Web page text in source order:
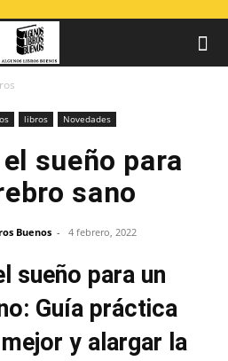
libros Novedades
sueño para
sano
Buenos - 4 febrero, 2022
sueño para un
Guía práctica
y alargar la